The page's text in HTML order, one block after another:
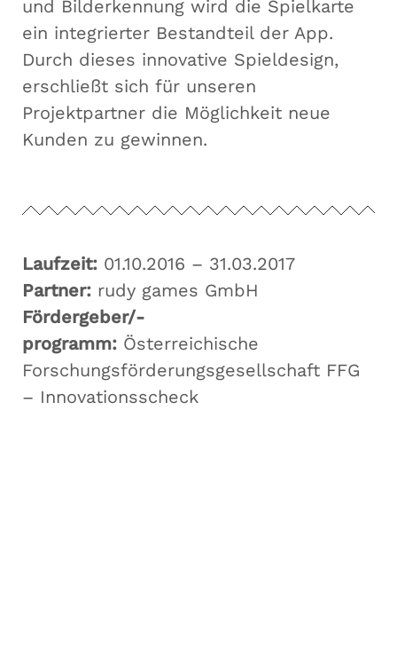
und Bilderkennung wird die Spielkarte
ein integrierter Bestandteil der App.
Durch dieses innovative Spieldesign,
erschließt sich für unseren
Projektpartner die Möglichkeit neue
Kunden zu gewinnen.
Laufzeit: 01.10.2016 – 31.03.2017
Partner: rudy games GmbH
Fördergeber/-
programm: Österreichische
Forschungsförderungsgesellschaft FFG
– Innovationsscheck